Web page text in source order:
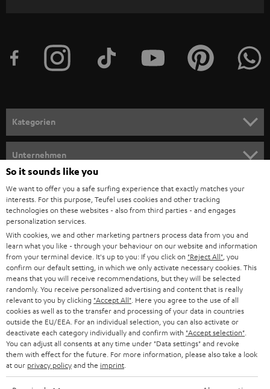
e
n
m
e
l
d
u
n
g
Kategorien
HEIMKINO-KOMPLETTANLAGEN
SOUNDBARS
SMART HOME
BLUETOOTH-LAUTSPRECHER
KOPFHÖRER
BLUETOOTH-KOPFHÖRER
STEREOANLAGEN
Unternehmen
KARRIERE
PRESSE & MARKETING
GESCHÄFTSKUNDEN
PARTNERPROGRAMM
BLOG
NEWSLETTER
STORES
Teufel Onlineshops
DEUTSCHLAND
ÖSTERREICH
SCHWEIZ
NIEDERLANDE
BELGIEN
So it sounds like you
We want to offer you a safe surfing experience that exactly matches your
interests. For this purpose, Teufel uses cookies and other tracking
technologies on these websites - also from third parties - and engages
personalization services.
With cookies, we and other marketing partners process data from you and
learn what you like - through your behaviour on our website and information
from your terminal device. It's up to you: If you click on "Reject All" , you
confirm our default setting, in which we only activate necessary cookies. This
means that you will receive recommendations, but they will be selected
randomly. You receive personalized advertising and content that is really
relevant to you by clicking "Accept All" . Here you agree to the use of all
cookies as well as to the transfer and processing of your data in countries
outside the EU/EEA. For an individual selection, you can also activate or
deactivate each category individually and confirm with "Accept selection"
You can adjust all consents at any time under "Data settings" and revoke
them with effect for the future. For more information, please also take a look
at our privacy policyand the imprint